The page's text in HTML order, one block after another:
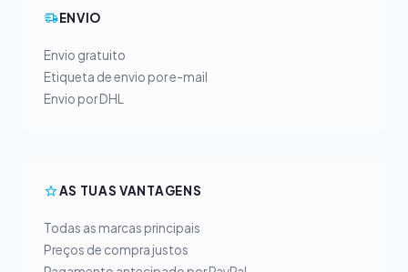
ENVIO
Envio gratuito
Etiqueta de envio por e-mail
Envio por DHL
AS TUAS VANTAGENS
Todas as marcas principais
Preços de compra justos